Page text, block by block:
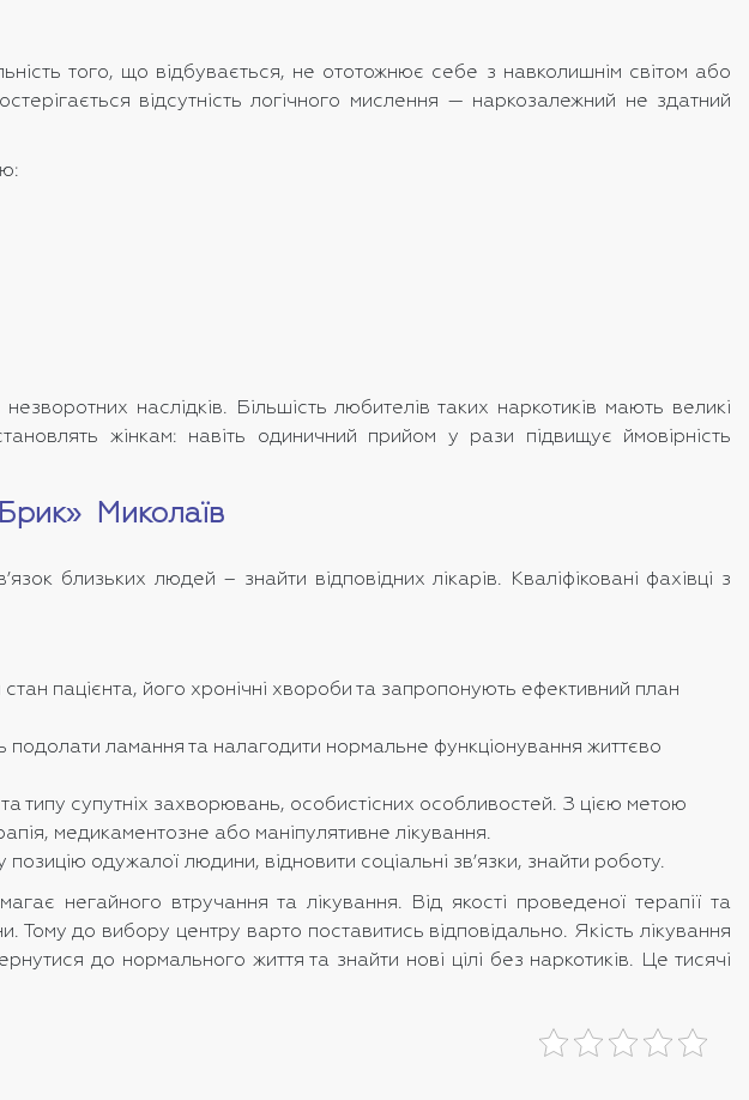
того, що відбувається, не ототожнює себе з навколишнім світом або
відсутність логічного мислення — наркозалежний не здатний
наслідків. Більшість любителів таких наркотиків мають великі
жінкам: навіть одиничний прийом у рази підвищує ймовірність
Миколаїв
близьких людей – знайти відповідних лікарів. Кваліфіковані фахівці з
пацієнта, його хронічні хвороби та запропонують ефективний план
ламання та налагодити нормальне функціонування життєво
типу супутніх захворювань, особистісних особливостей. З цією метою
медикаментозне або маніпулятивне лікування.
одужалої людини, відновити соціальні зв’язки, знайти роботу.
негайного втручання та лікування. Від якості проведеної терапії та
Тому до вибору центру варто поставитись відповідально. Якість лікування
до нормального життя та знайти нові цілі без наркотиків. Це тисячі